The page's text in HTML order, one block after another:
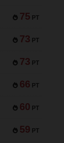
75 PT
73 PT
73 PT
66 PT
60 PT
59 PT